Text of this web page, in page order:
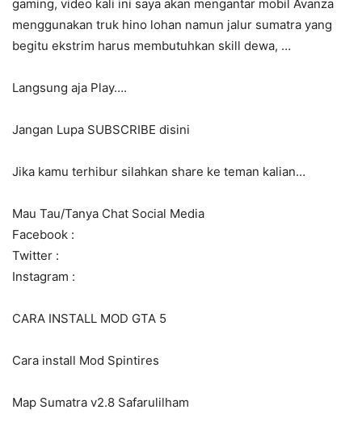
gaming, video kali ini saya akan mengantar mobil Avanza
menggunakan truk hino lohan namun jalur sumatra yang
begitu ekstrim harus membutuhkan skill dewa, …
Langsung aja Play….
Jangan Lupa SUBSCRIBE disini
Jika kamu terhibur silahkan share ke teman kalian…
Mau Tau/Tanya Chat Social Media
Facebook :
Twitter :
Instagram :
CARA INSTALL MOD GTA 5
Cara install Mod Spintires
Map Sumatra v2.8 Safarulilham